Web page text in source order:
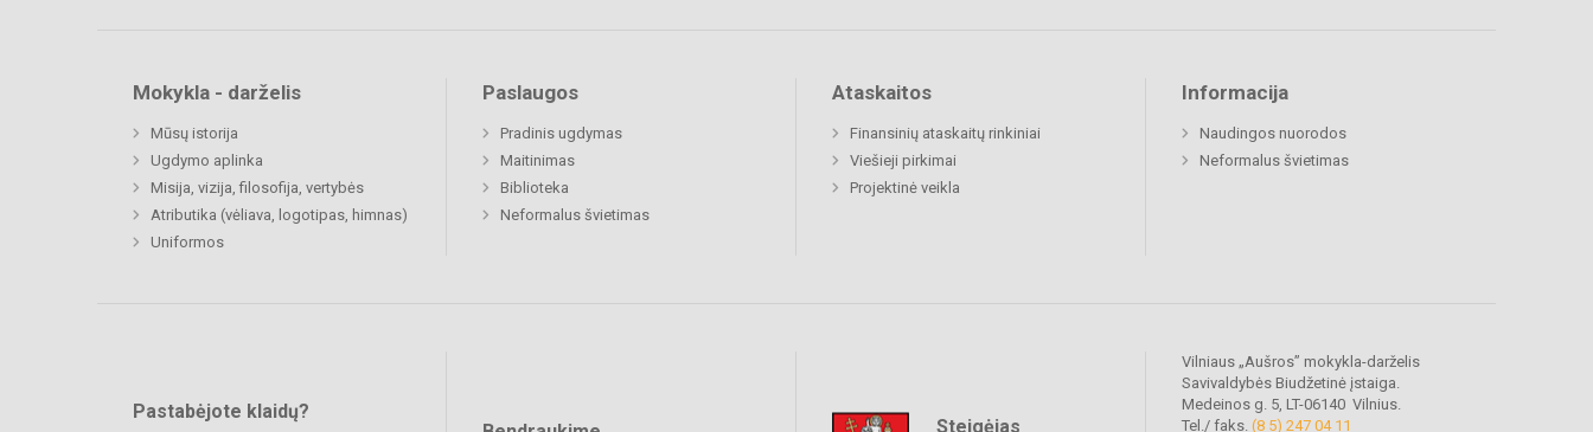
Mokykla - darželis
Mūsų istorija
Ugdymo aplinka
Misija, vizija, filosofija, vertybės
Atributika (vėliava, logotipas, himnas)
Uniformos
Paslaugos
Pradinis ugdymas
Maitinimas
Biblioteka
Neformalus švietimas
Ataskaitos
Finansinių ataskaitų rinkiniai
Viešieji pirkimai
Projektinė veikla
Informacija
Naudingos nuorodos
Neformalus švietimas
Pastabėjote klaidų?
Steigėjas
Vilniaus „Aušros” mokykla-darželis
Savivaldybės Biudžetinė įstaiga.
Medeinos g. 5, LT-06140 Vilnius.
Tel./ faks. (8 5) 247 04 11